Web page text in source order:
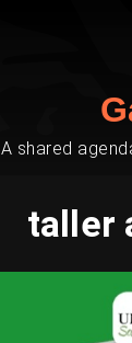
A shared
taller